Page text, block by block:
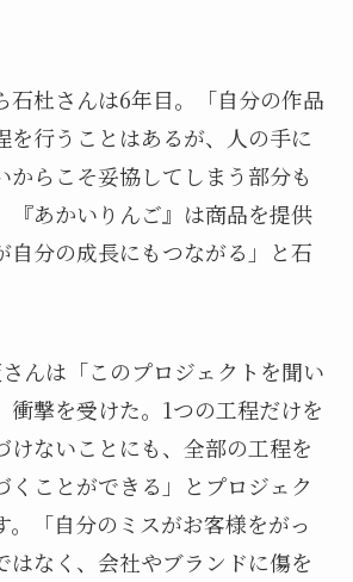
石杜さんは6年目。「自分の作品
を行うことはあるが、人の手に
からこそ妥協してしまう部分も
『あかいりんご』は商品を提供
自分の成長にもつながる」と石
んは「このプロジェクトを聞い
衝撃を受けた。1つの工程だけを
けないことにも、全部の工程を
くことができる」とプロジェク
。「自分のミスがお客様をがっ
はなく、会社やブランドに傷を